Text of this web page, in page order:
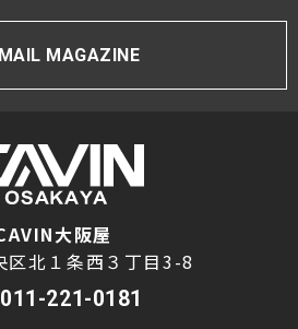
MAIL MAGAZINE
大阪屋
区北１条西３丁目3-8
011-221-0181